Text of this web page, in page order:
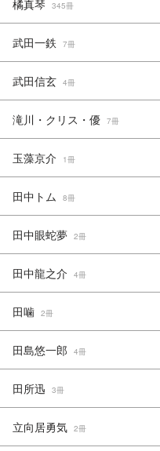
橘真琴 345冊
武田一鉄 7冊
武田信玄 4冊
滝川・クリス・優 7冊
玉藻京介 1冊
田中トム 8冊
田中眼蛇夢 2冊
田中龍之介 4冊
田噛 2冊
田島悠一郎 4冊
田所迅 3冊
立向居勇気 2冊